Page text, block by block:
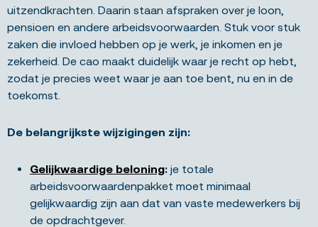
uitzendkrachten. Daarin staan afspraken over je loon,
pensioen en andere arbeidsvoorwaarden. Stuk voor stuk
zaken die invloed hebben op je werk, je inkomen en je
zekerheid. De cao maakt duidelijk waar je recht op hebt,
zodat je precies weet waar je aan toe bent, nu en in de
toekomst.
De belangrijkste wijzigingen zijn:
Gelijkwaardige beloning: je totale
arbeidsvoorwaardenpakket moet minimaal
gelijkwaardig zijn aan dat van vaste medewerkers bij
de opdrachtgever.